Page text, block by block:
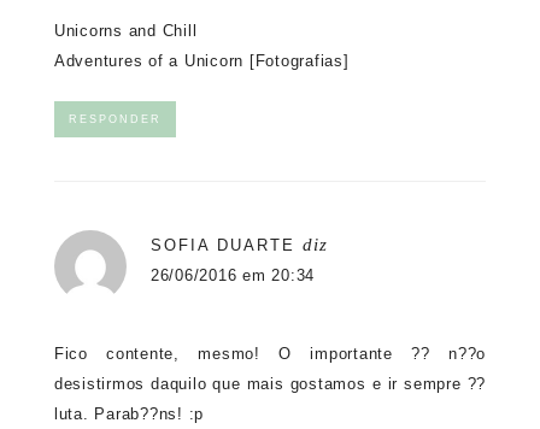
Unicorns and Chill
Adventures of a Unicorn [Fotografias]
RESPONDER
SOFIA DUARTE diz
26/06/2016 em 20:34
Fico contente, mesmo! O importante ?? n??o
desistirmos daquilo que mais gostamos e ir sempre ??
luta. Parab??ns! :p